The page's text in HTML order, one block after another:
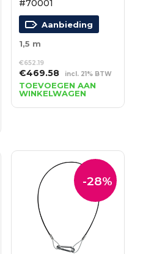
#70001
Aanbieding
1,5 m
€652.19
Oorspronkelijke
prijs
was:
€652.19.
€469.58Huidige
prijs
is:
€469.58.
incl. 21% BTW
TOEVOEGEN AAN
WINKELWAGEN
-28%